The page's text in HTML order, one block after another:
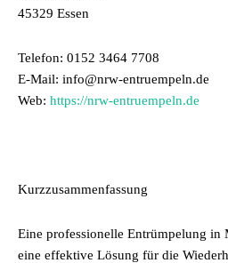
45329 Essen
Telefon: 0152 3464 7708
E-Mail: info@nrw-entruempeln.de
Web: https://nrw-entruempeln.de
Kurzzusammenfassung
Eine professionelle Entrümpelung in
eine effektive Lösung für die